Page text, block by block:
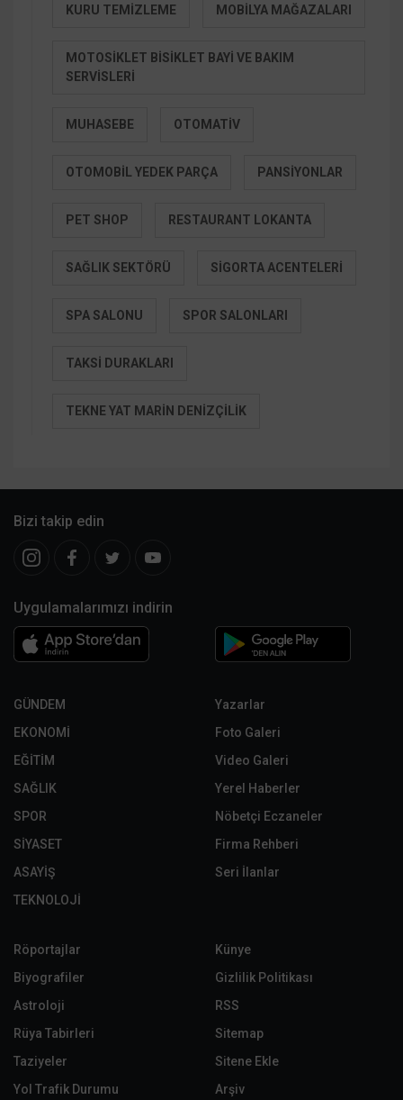
KURU TEMIZLEME MOBILYA MAĞAZALARI
MOTOSIKLET BISIKLET BAYI VE BAKIM
SERVISLERI
MUHASEBE OTOMATIV
OTOMOBIL YEDEK PARÇA PANSIYONLAR
PET SHOP RESTAURANT LOKANTA
SAĞLIK SEKTÖRÜ SIGORTA ACENTELERI
SPA SALONU SPOR SALONLARI
TAKSI DURAKLARI
TEKNE YAT MARIN DENIZÇILIK
Bizi takip edin
Uygulamalarımızı indirin
GÜNDEM
EKONOMİ
EĞİTİM
SAĞLIK
SPOR
SİYASET
ASAYİŞ
TEKNOLOJİ
Yazarlar
Foto Galeri
Video Galeri
Yerel Haberler
Nöbetçi Eczaneler
Firma Rehberi
Seri İlanlar
Röportajlar
Biyografiler
Astroloji
Rüya Tabirleri
Taziyeler
Yol Trafik Durumu
Künye
Gizlilik Politikası
RSS
Sitemap
Sitene Ekle
Arşiv